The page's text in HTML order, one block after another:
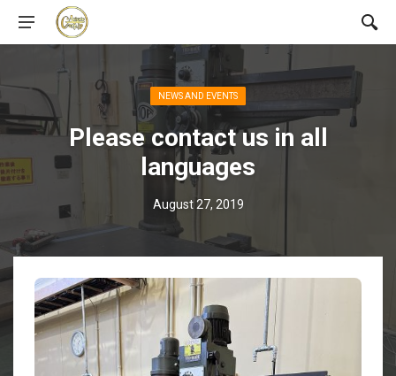
NEWS AND EVENTS
Please contact us in all
languages
August 27, 2019